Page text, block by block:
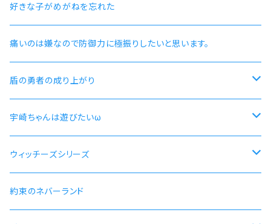
好きな子がめがねを忘れた
痛いのは嫌なので防御力に極振りしたいと思います。
盾の勇者の成り上がり
尚文
ラフタリア
フィーロ
宇崎ちゃんは遊びたいω
宇崎ちゃんモデル
先輩モデル
ウィッチーズシリーズ
ストライクウィッチーズ15周年501部隊モデル
約束のネバーランド